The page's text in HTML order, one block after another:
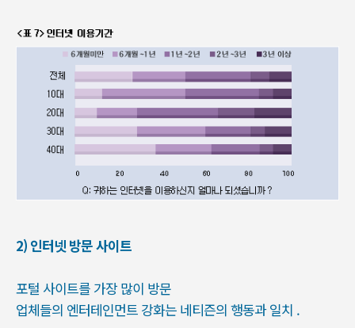
2) 인터넷 방문 사이트
포털 사이트를 가장 많이 방문
업체들의 엔터테인먼트 강화는 네티즌의 행동과 일치 .